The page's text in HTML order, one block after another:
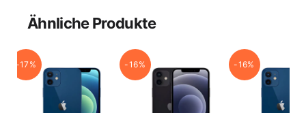
Ähnliche Produkte
-17% -16% -16%